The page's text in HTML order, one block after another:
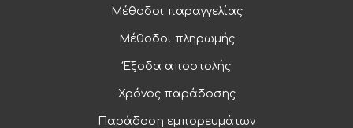
Μέθοδοι παραγγελίας
Μέθοδοι πληρωμής
Έξοδα αποστολής
Χρόνος παράδοσης
Παράδοση εμπορευμάτων